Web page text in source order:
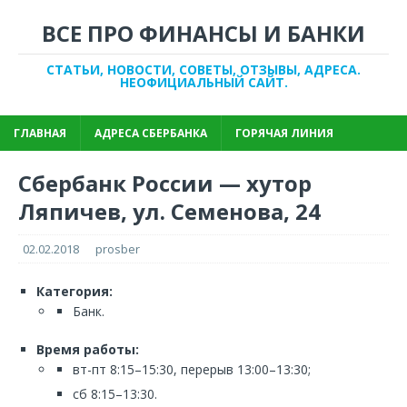
ВСЕ ПРО ФИНАНСЫ И БАНКИ
СТАТЬИ, НОВОСТИ, СОВЕТЫ, ОТЗЫВЫ, АДРЕСА.
НЕОФИЦИАЛЬНЫЙ САЙТ.
ГЛАВНАЯ АДРЕСА СБЕРБАНКА ГОРЯЧАЯ ЛИНИЯ
Сбербанк России — хутор
Ляпичев, ул. Семенова, 24
02.02.2018 prosber
Категория:
Банк.
Время работы:
вт-пт 8:15–15:30, перерыв 13:00–13:30;
сб 8:15–13:30.